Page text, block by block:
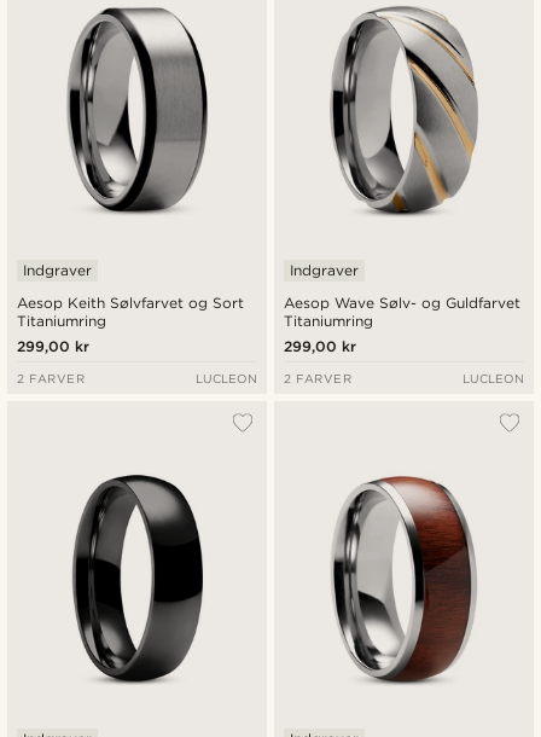
Aesop Keith Sølvfarvet og Sort
Titaniumring
Indgraver
299,00 kr
2 FARVER LUCLEON
Aesop Wave Sølv- og Guldfarvet
Titaniumring
Indgraver
299,00 kr
2 FARVER LUCLEON